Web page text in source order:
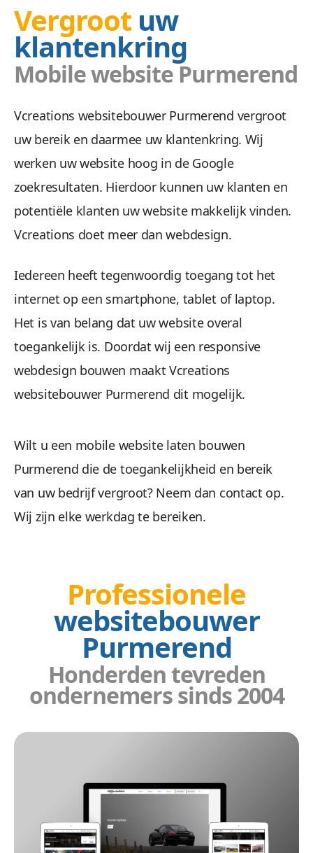
Vergroot uw
klantenkring
Mobile website Purmerend
Vcreations websitebouwer Purmerend vergroot
uw bereik en daarmee uw klantenkring. Wij
werken uw website hoog in de Google
zoekresultaten. Hierdoor kunnen uw klanten en
potentiële klanten uw website makkelijk vinden.
Vcreations doet meer dan webdesign.
Iedereen heeft tegenwoordig toegang tot het
internet op een smartphone, tablet of laptop.
Het is van belang dat uw website overal
toegankelijk is. Doordat wij een responsive
webdesign bouwen maakt Vcreations
websitebouwer Purmerend dit mogelijk.
Wilt u een mobile website laten bouwen
Purmerend die de toegankelijkheid en bereik
van uw bedrijf vergroot? Neem dan contact op.
Wij zijn elke werkdag te bereiken.
Professionele
websitebouwer
Purmerend
Honderden tevreden
ondernemers sinds 2004
Wij zetten uw doelgroep aan tot actie met
Veilig &
Geen gestuntel. U beheert uw website